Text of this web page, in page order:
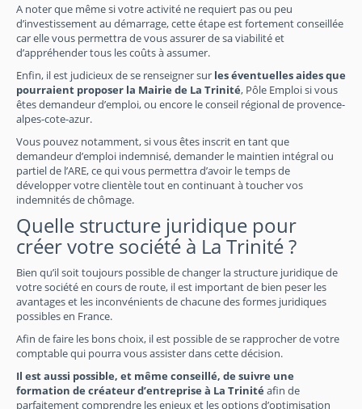
A noter que même si votre activité ne requiert pas ou peu
d’investissement au démarrage, cette étape est fortement conseillée
car elle vous permettra de vous assurer de sa viabilité et
d’appréhender tous les coûts à assumer.
Enfin, il est judicieux de se renseigner sur les éventuelles aides que
pourraient proposer la Mairie de La Trinité, Pôle Emploi si vous
êtes demandeur d’emploi, ou encore le conseil régional de provence-
alpes-cote-azur.
Vous pouvez notamment, si vous êtes inscrit en tant que
demandeur d’emploi indemnisé, demander le maintien intégral ou
partiel de l’ARE, ce qui vous permettra d’avoir le temps de
développer votre clientèle tout en continuant à toucher vos
indemnités de chômage.
Quelle structure juridique pour
créer votre société à La Trinité ?
Bien qu’il soit toujours possible de changer la structure juridique de
votre société en cours de route, il est important de bien peser les
avantages et les inconvénients de chacune des formes juridiques
possibles en France.
Afin de faire les bons choix, il est possible de se rapprocher de votre
comptable qui pourra vous assister dans cette décision.
Il est aussi possible, et même conseillé, de suivre une
formation de créateur d’entreprise à La Trinité afin de
parfaitement comprendre les enjeux et les options d’optimisation